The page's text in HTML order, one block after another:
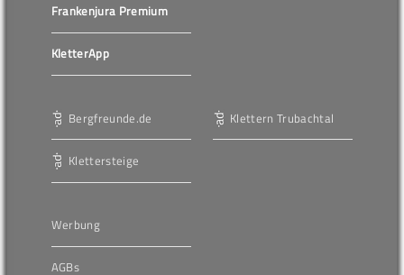
Frankenjura Premium
KletterApp
Bergfreunde.de
Klettersteige
Klettern Trubachtal
Werbung
AGBs